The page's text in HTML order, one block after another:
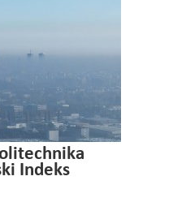
Indeks